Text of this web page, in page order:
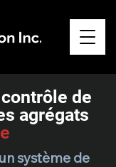
de
agrégats
système de